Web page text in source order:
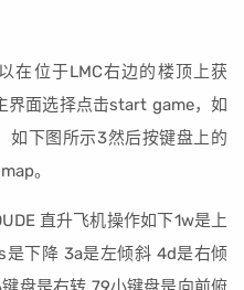
在位于LMC右边的楼顶上获
界面选择点击start game，如
如下图所示3然后按键盘上的
。
直升飞机操作如下1w是上
下降 3a是左倾斜 4d是右倾